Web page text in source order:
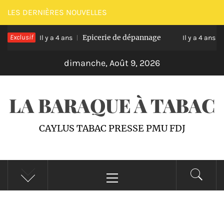
Passer
au
contenu
LES DERNIÈRES NOUVELLES
Exclusif Il y a 4 ans Epicerie de dépannage Il y a 4 ans
dimanche, Août 9, 2026
LA BARAQUE À TABAC
CAYLUS TABAC PRESSE PMU FDJ
principal